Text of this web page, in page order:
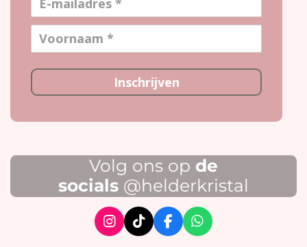
Inschrijven
Volg ons op de
socials @helderkristal
I
n
T
i
F
a
W
h